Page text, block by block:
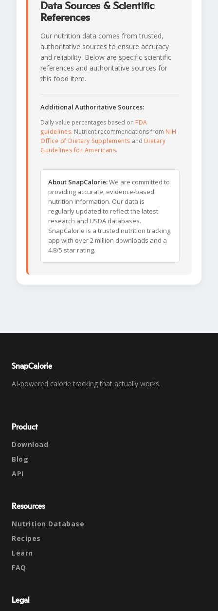
Data Sources & Scientific
References
Our nutrition data comes from trusted,
authoritative sources to ensure accuracy
and reliability. Below are specific scientific
references and authoritative sources for
this food item.
Additional Authoritative Sources:
Daily value percentages based on FDA
guidelines. Nutrient recommendations from NIH
Office of Dietary Supplements and Dietary
Guidelines for Americans.
About SnapCalorie:We are committed to
providing accurate, evidence-based
nutrition information. Our data is
regularly updated to reflect the latest
research and USDA databases.
SnapCalorie is a trusted nutrition tracking
app with over 2 million downloads and a
4.8/5 star rating.
SnapCalorie
AI-powered calorie tracking that actually works.
Product
Download
Blog
API
Resources
Nutrition Database
Recipes
Learn
FAQ
Legal